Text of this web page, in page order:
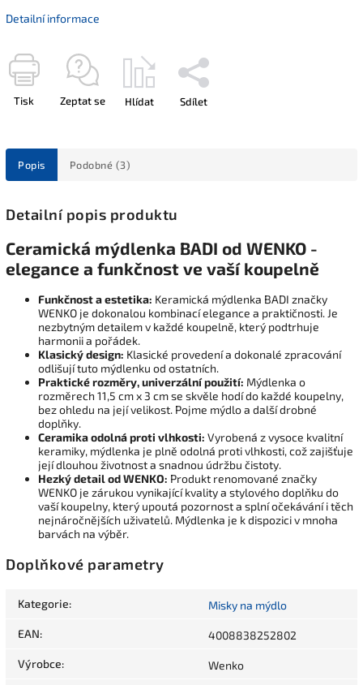
Detailní informace
Tisk Zeptat se Hlídat Sdílet
Popis Podobné (3)
Detailní popis produktu
Ceramická mýdlenka BADI od WENKO -
elegance a funkčnost ve vaší koupelně
Funkčnost a estetika: Keramická mýdlenka BADI značky
WENKO je dokonalou kombinací elegance a praktičnosti. Je
nezbytným detailem v každé koupelně, který podtrhuje
harmonii a pořádek.
Klasický design: Klasické provedení a dokonalé zpracování
odlišují tuto mýdlenku od ostatních.
Praktické rozměry, univerzální použití: Mýdlenka o
rozměrech 11,5 cm x 3 cm se skvěle hodí do každé koupelny,
bez ohledu na její velikost. Pojme mýdlo a další drobné
doplňky.
Ceramika odolná proti vlhkosti: Vyrobená z vysoce kvalitní
keramiky, mýdlenka je plně odolná proti vlhkosti, což zajišťuje
její dlouhou životnost a snadnou údržbu čistoty.
Hezký detail od WENKO: Produkt renomované značky
WENKO je zárukou vynikající kvality a stylového doplňku do
vaší koupelny, který upoutá pozornost a splní očekávání i těch
nejnáročnějších uživatelů. Mýdlenka je k dispozici v mnoha
barvách na výběr.
Doplňkové parametry
Kategorie: Misky na mýdlo
EAN: 4008838252802
Výrobce: Wenko